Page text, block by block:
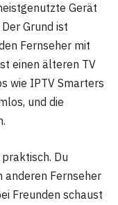
Gerät
Grund ist
Fernseher mit
einen älteren TV
wie IPTV Smarters
und die
Du
anderen Fernseher
Freunden schaust